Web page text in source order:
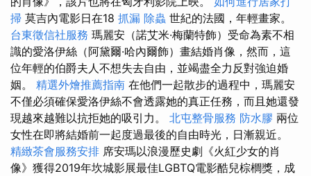
掃 莫吉內電影日在18 抓漏 除蟲 世紀的法國，年輕畫家。
台東徵信社服務 瑪麗安（諾艾米·梅蘭特飾）受命為素不相
識的愛洛伊絲（阿黛爾·哈內爾飾）畫結婚肖像，然而，這
位年輕的伯爵夫人不想失去自由，並竭盡全力反對強迫婚
姻。 精選外燴推薦指南 在他們一起散步的過程中，瑪麗安
不僅必須確保愛洛伊絲不會透露她的真正任務，而且她還發
現越來越難以抗拒她的吸引力。 北屯整骨服務 防水膠 兩位
女性在即將結婚前一起度過最後的自由時光，日漸親近。
精緻茶會服務安排 席安瑪以浪漫歷史劇《火紅少女的肖
像》獲得2019年坎城影展最佳LGBTQ電影酷兒棕櫚獎，成